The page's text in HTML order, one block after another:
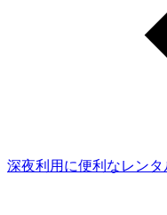
深夜利用に便利なレンタ